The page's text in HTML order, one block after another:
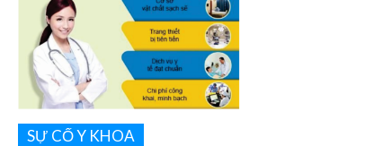
SỰ CỐ Y KHOA